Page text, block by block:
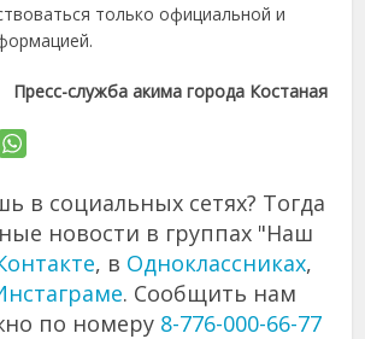
только официальной и
Пресс-служба акима города Костаная
в социальных сетях? Тогда
новости в группах "Наш
, в Одноклассниках,
. Сообщить нам
по номеру 8-776-000-66-77